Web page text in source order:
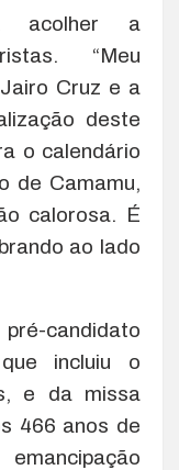
acolher a
“Meu
Cruz e a
deste
o calendário
de Camamu,
calorosa. É
ao lado
candidato
incluiu o
e da missa
466 anos de